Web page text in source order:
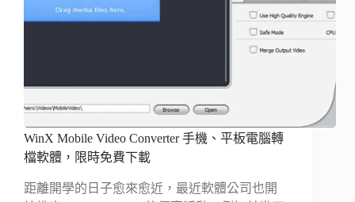
WinX Mobile Video Converter 手機、平板電腦轉
檔軟體，限時免費下載
距離開學的日子愈來愈近，最近軟體公司也開